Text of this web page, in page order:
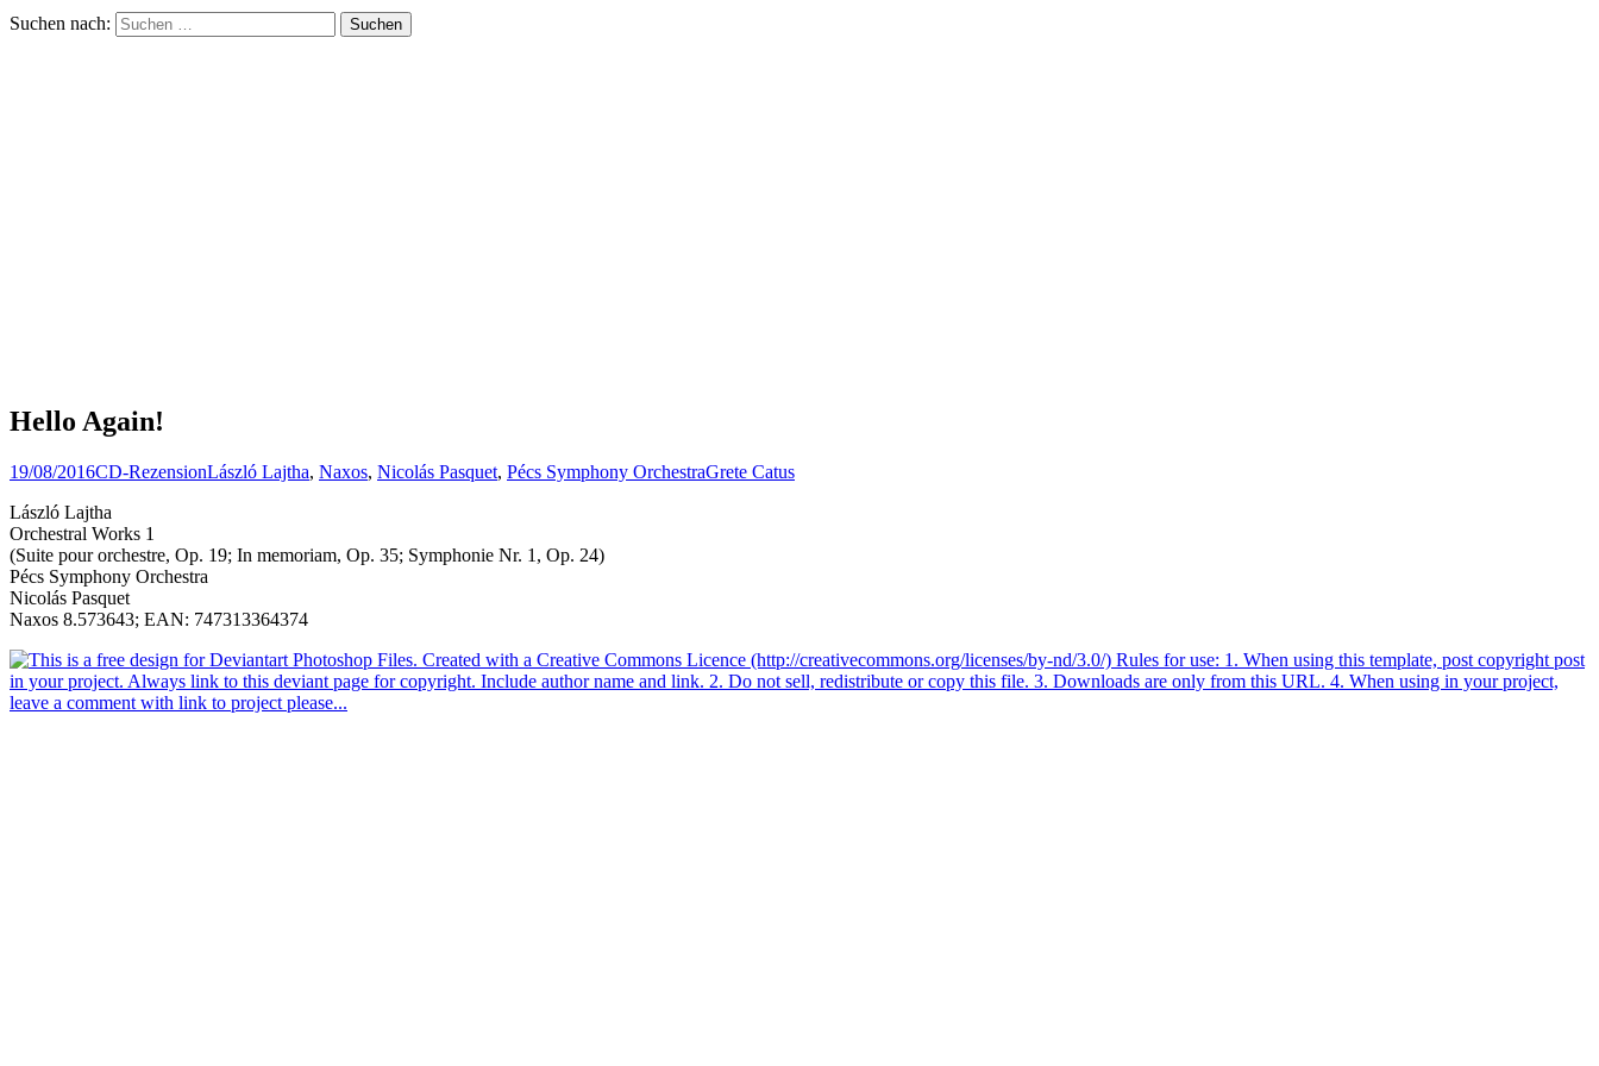
Suchen nach:
Hello Again!
19/08/2016CD-RezensionLászló Lajtha, Naxos, Nicolás Pasquet, Pécs Symphony OrchestraGrete Catus
László Lajtha
Orchestral Works 1
(Suite pour orchestre, Op. 19; In memoriam, Op. 35; Symphonie Nr. 1, Op. 24)
Pécs Symphony Orchestra
Nicolás Pasquet
Naxos 8.573643; EAN: 747313364374